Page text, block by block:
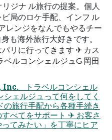
ジナ ル旅⾏の提案。個⼈
局のロケ⼿配、インフ ル
レンジをなんでもやるチー
も海外旅⾏⼤好きです。
リに⾏ってきます ✈ カス
ルコンシェルジュG 岡⽥
トラベルコンシェル
ェルジュって何をしてく
旅行手配から各種手続き
べてをサポート ✈ お客さ
てみたい」を丁寧にヒア